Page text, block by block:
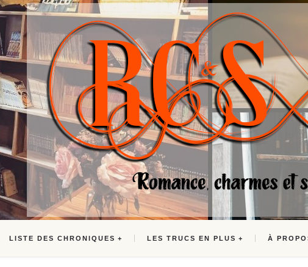
LISTE DES CHRONIQUES LES TRUCS EN PLUS À